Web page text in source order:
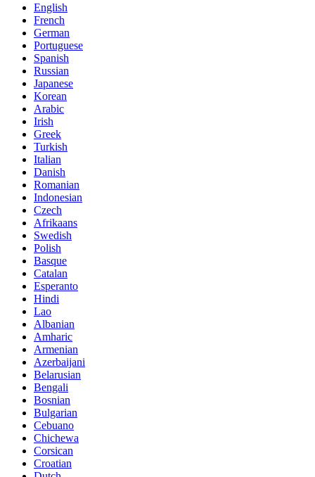
English
French
German
Portuguese
Spanish
Russian
Japanese
Korean
Arabic
Irish
Greek
Turkish
Italian
Danish
Romanian
Indonesian
Czech
Afrikaans
Swedish
Polish
Basque
Catalan
Esperanto
Hindi
Lao
Albanian
Amharic
Armenian
Azerbaijani
Belarusian
Bengali
Bosnian
Bulgarian
Cebuano
Chichewa
Corsican
Croatian